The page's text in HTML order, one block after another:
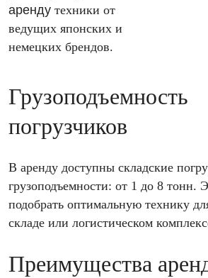
аренду техники от
ведущих японских и
немецких брендов.
Грузоподъемность
погрузчиков
В аренду доступны складские
грузоподъемности: от 1 до 8 тонн.
подобрать оптимальную технику
складе или логистическом
Преимущества